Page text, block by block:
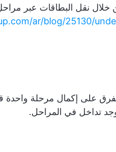
خلال نقل البطاقات عبر
ar/blog/25130/
على إكمال مرحلة واحدة
تداخل في المراحل.